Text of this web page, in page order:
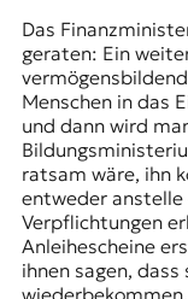
Das
geraten: Ein
Menschen in das
und dann wird
ratsam wäre, ihn
entweder
Verpflichtungen
Anleihescheine
ihnen sagen,